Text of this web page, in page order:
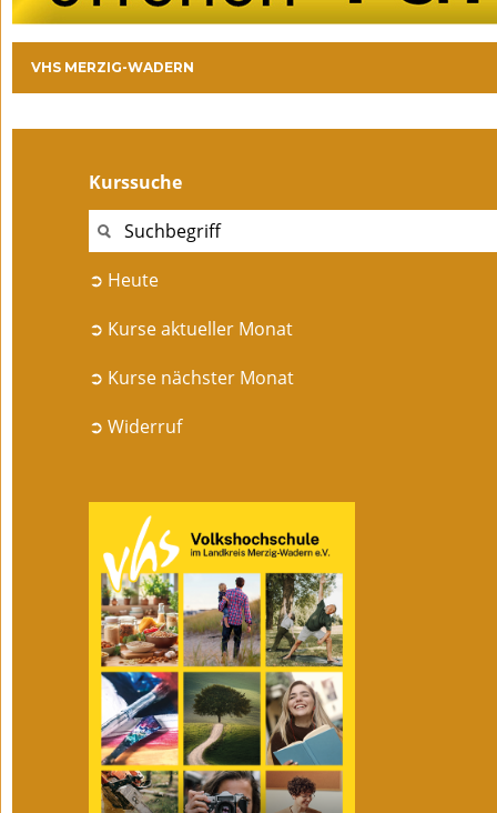
VHS MERZIG-WADERN
Kurssuche
➲ Heute
➲ Kurse aktueller Monat
➲ Kurse nächster Monat
➲ Widerruf